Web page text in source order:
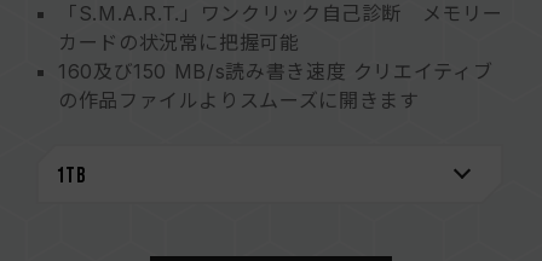
「S.M.A.R.T.」ワンクリック自己診断 メモリー
カードの状況常に把握可能
160及び150 MB/s読み書き速度 クリエイティブ
の作品ファイルよりスムーズに開きます
128GBから2TBまでの容量を用意し ストレージ